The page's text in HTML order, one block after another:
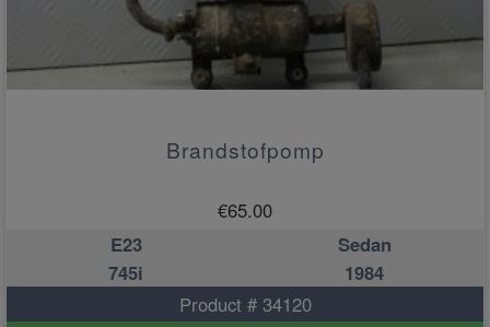
Brandstofpomp
€65.00
E23
Sedan
745i
1984
Product # 34120